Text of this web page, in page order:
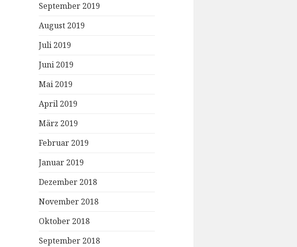
September 2019
August 2019
Juli 2019
Juni 2019
Mai 2019
April 2019
März 2019
Februar 2019
Januar 2019
Dezember 2018
November 2018
Oktober 2018
September 2018